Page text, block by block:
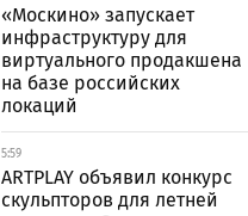
«Москино» запускает
инфраструктуру для
виртуального продакшена
на базе российских
локаций
5:59
ARTPLAY объявил конкурс
скульпторов для летней